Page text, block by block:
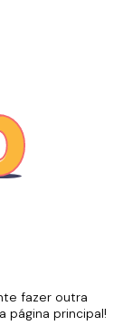
fazer outra
página principal!